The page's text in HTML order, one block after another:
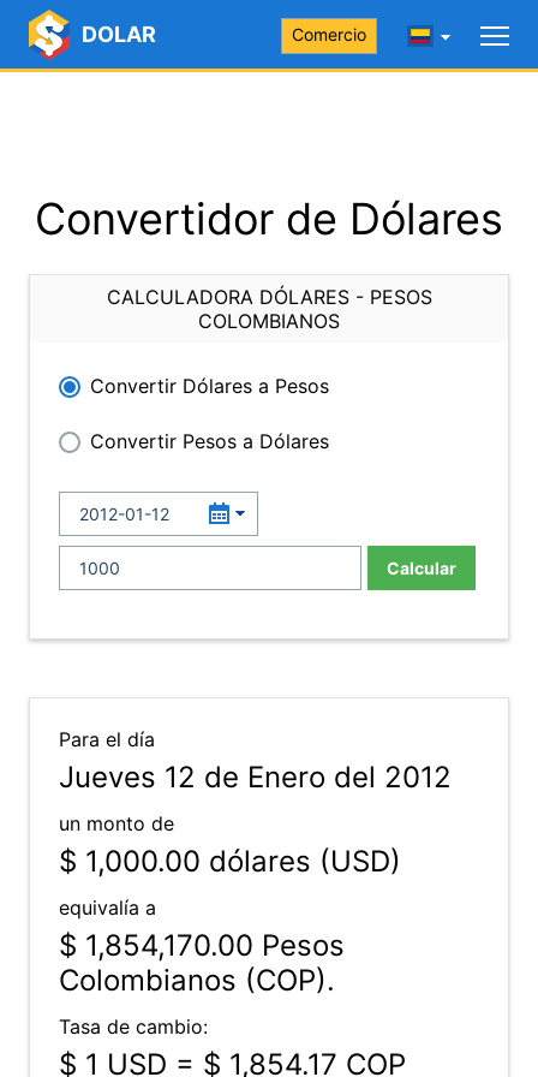
DOLAR Comercio
Convertidor de Dólares
CALCULADORA DÓLARES - PESOS
COLOMBIANOS
Convertir Dólares a Pesos
Convertir Pesos a Dólares
Calcular
Para el día
Jueves 12 de Enero del 2012
un monto de
$ 1,000.00 dólares (USD)
equivalía a
$ 1,854,170.00 Pesos
Colombianos (COP).
Tasa de cambio:
$ 1 USD = $ 1,854.17 COP